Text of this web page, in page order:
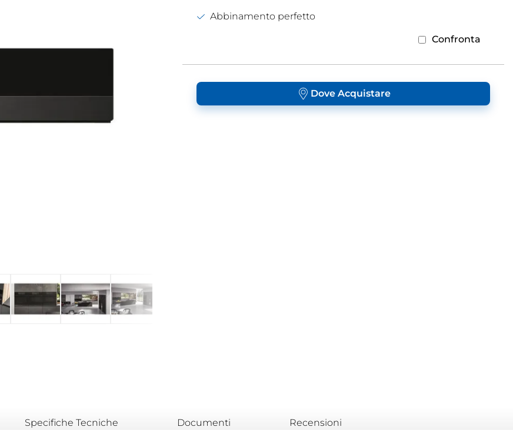
Confronta
Abbinamento perfetto
Dove Acquistare
Specifiche Tecniche Documenti Recensioni